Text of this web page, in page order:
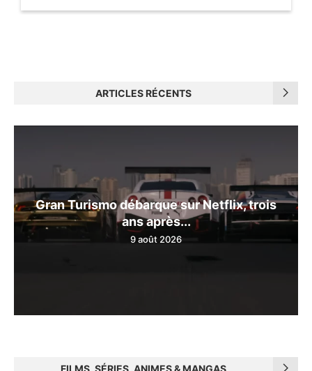
ARTICLES RÉCENTS
Gran Turismo débarque sur Netflix, trois
ans après...
9 août 2026
FILMS, SÉRIES, ANIMES & MANGAS